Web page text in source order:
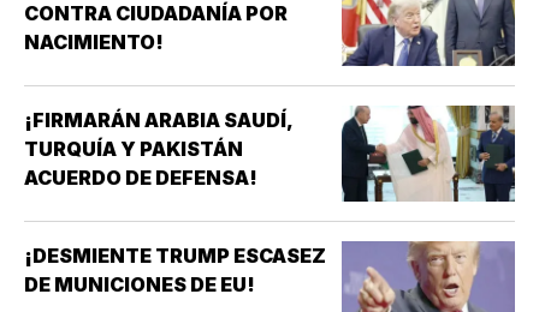
CONTRA CIUDADANÍA POR
NACIMIENTO!
¡FIRMARÁN ARABIA SAUDÍ,
TURQUÍA Y PAKISTÁN
ACUERDO DE DEFENSA!
¡DESMIENTE TRUMP ESCASEZ
DE MUNICIONES DE EU!